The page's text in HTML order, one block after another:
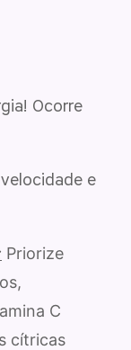
Ocorre
e
Priorize
C
cítricas